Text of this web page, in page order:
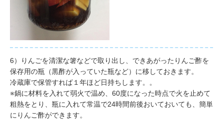
6）りんごを清潔な箸などで取り出し、できあがったりんご酢を
保存用の瓶（黒酢が入っていた瓶など）に移しておきます。
冷蔵庫で保管すれば１年ほど日持ちします。。
※鍋に材料を入れて弱火で温め、60度になった時点で火を止めて
粗熱をとり、瓶に入れて常温で24時間前後おいておいても、簡単
にりんご酢ができます。